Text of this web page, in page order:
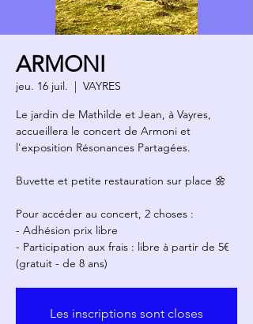
ARMONI
jeu. 16 juil.
  |
VAYRES
Le jardin de Mathilde et Jean, à Vayres,
accueillera le concert de Armoni et
l'exposition Résonances Partagées.
Buvette et petite restauration sur place 🌼
Pour accéder au concert, 2 choses :
- Adhésion prix libre
- Participation aux frais : libre à partir de 5€
(gratuit - de 8 ans)
Les inscriptions sont closes